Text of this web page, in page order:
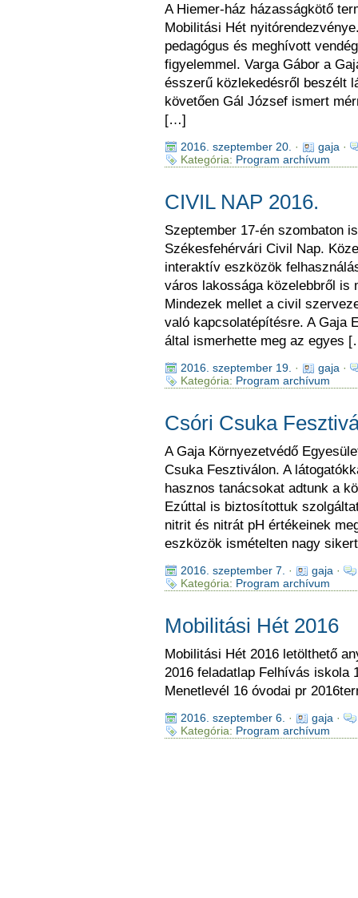
A Hiemer-ház házasságkötő
Mobilitási Hét
pedagógus és meghívott
figyelemmel. Varga Gábor a
ésszerű közlekedésről beszélt
követően Gál József ismert
[…]
2016. szeptember 20. · gaja ·
Kategória: Program archívum
CIVIL NAP 2016.
Szeptember 17-én szombaton
Székesfehérvári Civil Nap.
interaktív eszközök
város lakossága közelebbről is
Mindezek mellet a civil
való kapcsolatépítésre. A Gaja
által ismerhette meg az egyes
2016. szeptember 19. · gaja ·
Kategória: Program archívum
Csóri Csuka
A Gaja Környezetvédő
Csuka Fesztiválon. A
hasznos tanácsokat adtunk a
Ezúttal is biztosítottuk
nitrit és nitrát pH értékeinek
eszközök ismételten nagy
2016. szeptember 7. · gaja ·
Kategória: Program archívum
Mobilitási Hét 2016
Mobilitási Hét 2016 letölthető
2016 feladatlap Felhívás iskola
Menetlevél 16 óvodai pr
2016. szeptember 6. · gaja ·
Kategória: Program archívum